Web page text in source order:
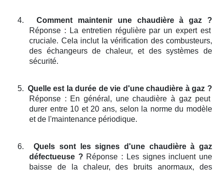
4.
Comment maintenir une chaudière à gaz ?
Réponse : La entretien régulière par un expert est
cruciale. Cela inclut la vérification des combusteurs,
des échangeurs de chaleur, et des systèmes de
sécurité.
5. Quelle est la durée de vie d'une chaudière à gaz ?
Réponse : En général, une chaudière à gaz peut
durer entre 10 et 20 ans, selon la norme du modèle
et de l'maintenance périodique.
6.
Quels sont les signes d'une chaudière à gaz
défectueuse ? Réponse : Les signes incluent une
baisse de la chaleur, des bruits anormaux, des